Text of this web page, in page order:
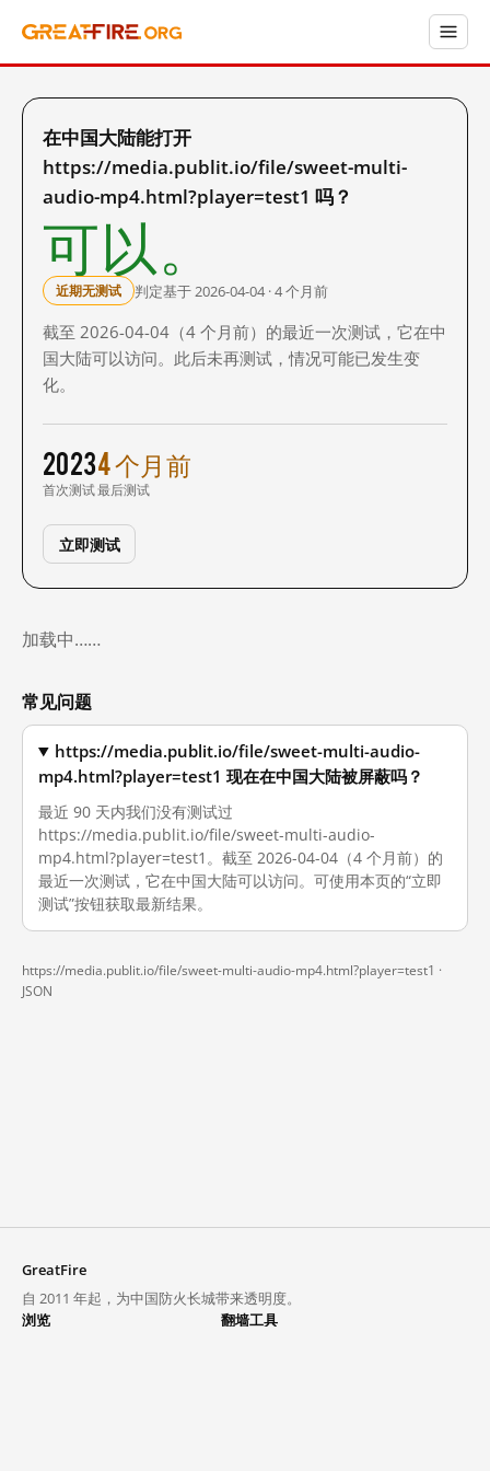
在中国大陆能打开
https://media.publit.io/file/sweet-multi-
audio-mp4.html?player=test1 吗？
可以。
近期无测试 判定基于 2026-04-04 · 4 个月前
截至 2026-04-04（4 个月前）的最近一次测试，它在中
国大陆可以访问。此后未再测试，情况可能已发生变
化。
2023
首次测试
4 个月前
最后测试
立即测试
加载中……
常见问题
https://media.publit.io/file/sweet-multi-audio-
mp4.html?player=test1 现在在中国大陆被屏蔽吗？
最近 90 天内我们没有测试过
https://media.publit.io/file/sweet-multi-audio-
mp4.html?player=test1。截至 2026-04-04（4 个月前）的
最近一次测试，它在中国大陆可以访问。可使用本页的“立即
测试”按钮获取最新结果。
https://media.publit.io/file/sweet-multi-audio-mp4.html?player=test1 ·
JSON
GreatFire
自 2011 年起，为中国防火长城带来透明度。
浏览
翻墙工具